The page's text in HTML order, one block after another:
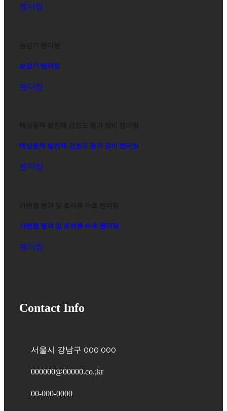
렌더링
승강기 렌더링
렌더링
해상풍력 발전체 건전도 평가 장비 렌더링
렌더링
가변형 붕괴 및 토석류 수로 렌더링
렌더링
Contact Info
서울시 강남구 000 000
000000@00000.co.;kr
00-000-0000